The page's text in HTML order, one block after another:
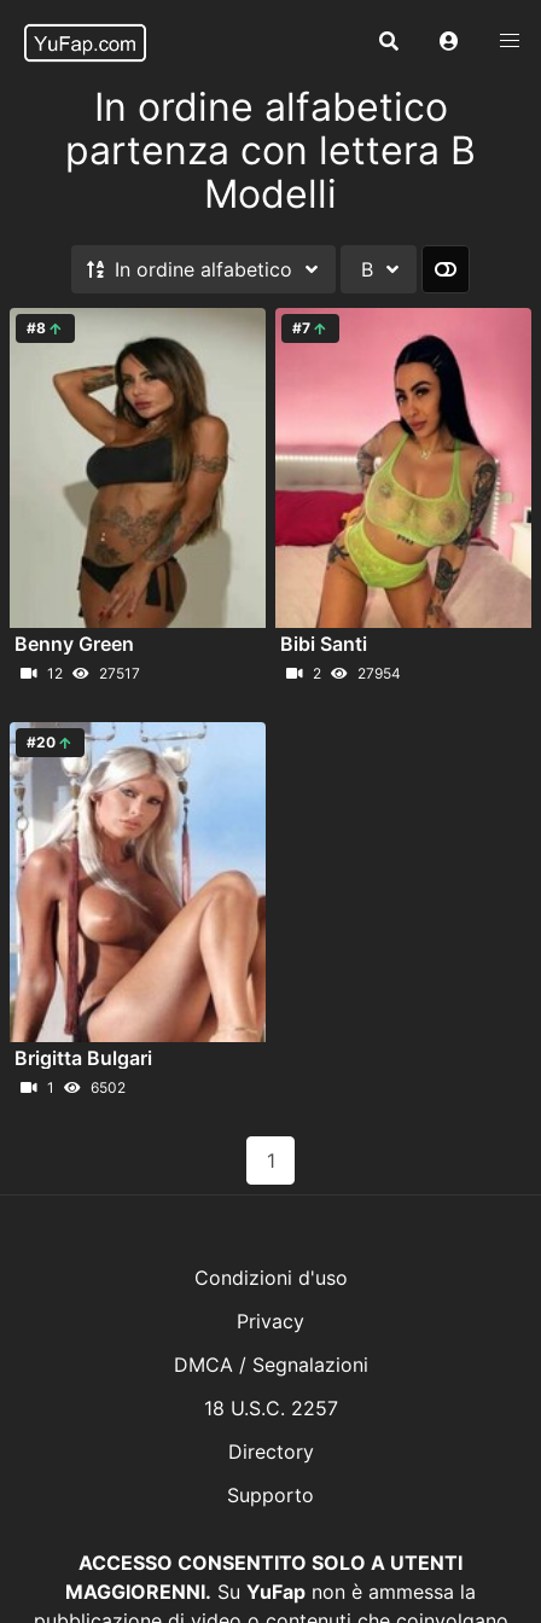
In ordine alfabetico
partenza con lettera B
Modelli
In ordine alfabetico B
#8
Benny Green
12 27517
#7
Bibi Santi
2 27954
#20
Brigitta Bulgari
1 6502
1
Condizioni d'uso
Privacy
DMCA / Segnalazioni
18 U.S.C. 2257
Directory
Supporto
ACCESSO CONSENTITO SOLO A UTENTI
MAGGIORENNI. Su YuFap non è ammessa la